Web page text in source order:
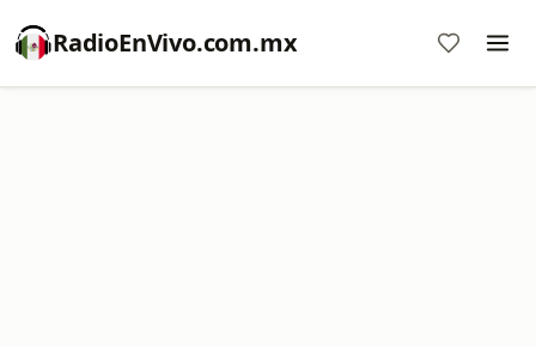
RadioEnVivo.com.mx